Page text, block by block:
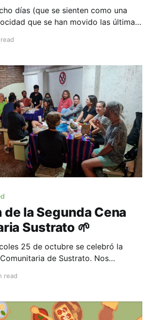
días (que se sienten como una
que se han movido las últimas
proyecto destacado de Sustrato y
de la Segunda Cena
Sustrato 🌱
25 de octubre se celebró la
de Sustrato. Nos
de Ándale La Paz
read